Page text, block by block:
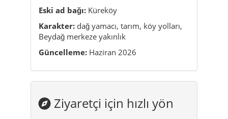
Eski ad bağı: Küreköy
Karakter: dağ yamacı, tarım, köy yolları,
Beydağ merkeze yakınlık
Güncelleme: Haziran 2026
Ziyaretçi için hızlı yön